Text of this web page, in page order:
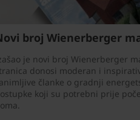
broj Wienerberger
je novi broj Wienerberger
donosi moderan i
članke o gradnji
koji su potrebni prije